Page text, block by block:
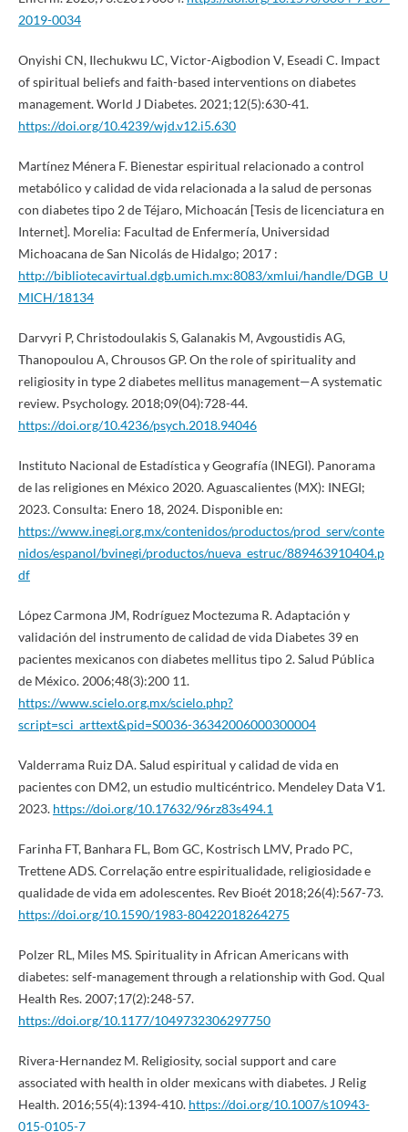
2019-0034
Onyishi CN, Ilechukwu LC, Victor-Aigbodion V, Eseadi C. Impact
of spiritual beliefs and faith-based interventions on diabetes
management. World J Diabetes. 2021;12(5):630-41.
https://doi.org/10.4239/wjd.v12.i5.630
Martínez Ménera F. Bienestar espiritual relacionado a control
metabólico y calidad de vida relacionada a la salud de personas
con diabetes tipo 2 de Téjaro, Michoacán [Tesis de licenciatura en
Internet]. Morelia: Facultad de Enfermería, Universidad
Michoacana de San Nicolás de Hidalgo; 2017 :
http://bibliotecavirtual.dgb.umich.mx:8083/xmlui/handle/DGB_U
MICH/18134
Darvyri P, Christodoulakis S, Galanakis M, Avgoustidis AG,
Thanopoulou A, Chrousos GP. On the role of spirituality and
religiosity in type 2 diabetes mellitus management—A systematic
review. Psychology. 2018;09(04):728-44.
https://doi.org/10.4236/psych.2018.94046
Instituto Nacional de Estadística y Geografía (INEGI). Panorama
de las religiones en México 2020. Aguascalientes (MX): INEGI;
2023. Consulta: Enero 18, 2024. Disponible en:
https://www.inegi.org.mx/contenidos/productos/prod_serv/conte
nidos/espanol/bvinegi/productos/nueva_estruc/889463910404.p
df
López Carmona JM, Rodríguez Moctezuma R. Adaptación y
validación del instrumento de calidad de vida Diabetes 39 en
pacientes mexicanos con diabetes mellitus tipo 2. Salud Pública
de México. 2006;48(3):200 11.
https://www.scielo.org.mx/scielo.php?
script=sci_arttext&pid=S0036-36342006000300004
Valderrama Ruiz DA. Salud espiritual y calidad de vida en
pacientes con DM2, un estudio multicéntrico. Mendeley Data V1.
2023. https://doi.org/10.17632/96rz83s494.1
Farinha FT, Banhara FL, Bom GC, Kostrisch LMV, Prado PC,
Trettene ADS. Correlação entre espiritualidade, religiosidade e
qualidade de vida em adolescentes. Rev Bioét 2018;26(4):567-73.
https://doi.org/10.1590/1983-80422018264275
Polzer RL, Miles MS. Spirituality in African Americans with
diabetes: self-management through a relationship with God. Qual
Health Res. 2007;17(2):248-57.
https://doi.org/10.1177/1049732306297750
Rivera-Hernandez M. Religiosity, social support and care
associated with health in older mexicans with diabetes. J Relig
Health. 2016;55(4):1394-410. https://doi.org/10.1007/s10943-
015-0105-7